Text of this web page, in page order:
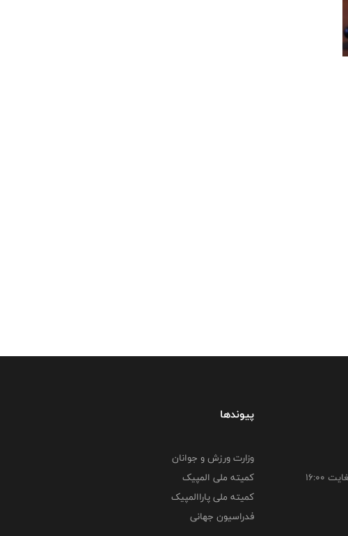
پیوندها
وزارت ورزش و جوانان
کمیته ملی المپیک
کمیته ملی پاراالمپیک
فدراسیون جهانی